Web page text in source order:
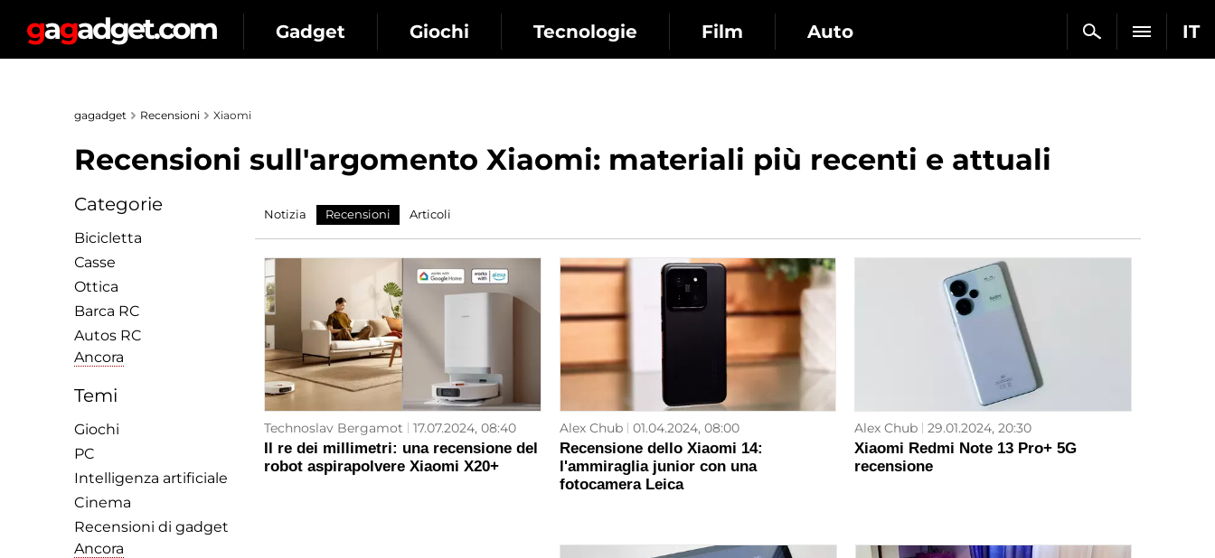
IT
Gadget Giochi Tecnologie Film Auto
gagadget Recensioni Xiaomi
Recensioni sull'argomento Xiaomi: materiali più recenti e attuali
Notizia Recensioni Articoli
Technoslav Bergamot 17.07.2024, 08:40
Il re dei millimetri: una recensione del
robot aspirapolvere Xiaomi X20+
Alex Chub 01.04.2024, 08:00
Recensione dello Xiaomi 14:
l'ammiraglia junior con una
fotocamera Leica
Alex Chub 29.01.2024, 20:30
Xiaomi Redmi Note 13 Pro+ 5G
recensione
Categorie
Bicicletta
Сasse
Ottica
Barca RC
Autos RC
Ancora
Temi
Giochi
PC
Intelligenza artificiale
Cinema
Recensioni di gadget
Ancora